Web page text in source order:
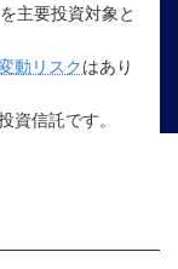
主要投資対象と
動リスクはあり
資信託です。